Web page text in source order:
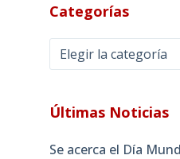
Categorías
Categorías
Últimas Noticias
Se acerca el Día